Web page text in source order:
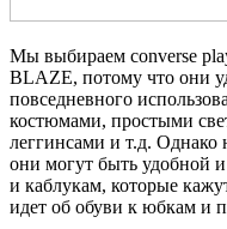
Мы выбираем converse
BLAZE, потому что они
повседневного
костюмами, простыми
леггинсами и т.д.
они могут быть удобной
и каблукам, которые
идет об обуви к юбкам и